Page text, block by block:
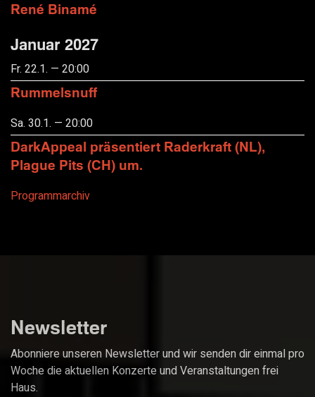
René Binamé
Januar 2027
Fr. 22.1. — 20:00
Rummelsnuff
Sa. 30.1. — 20:00
DarkAppeal präsentiert Raderkraft (NL),
Plague Pits (CH) um.
Programmarchiv
Newsletter
Abonniere unseren Newsletter und wir senden dir einmal pro
Woche die aktuellen Konzerte und Veranstaltungen frei
Haus.